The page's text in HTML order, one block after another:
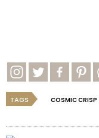
TAGS COSMIC CRISP